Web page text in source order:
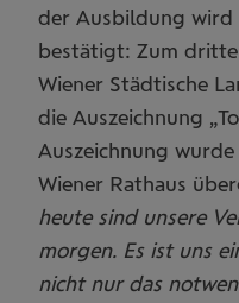
der Ausbildung
bestätigt: Zum
Wiener Städtische
die Auszeichnung
Auszeichnung
Wiener Rathaus
heute sind unsere
morgen. Es ist uns
nicht nur das